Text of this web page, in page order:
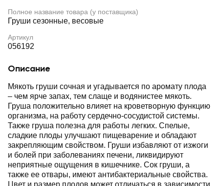
Полное название товара (у поставщика)
Груши сезонные, весовые
Артикул
056192
Описание
Мякоть груши сочная и угадывается по аромату плода
– чем ярче запах, тем слаще и водянистее мякоть.
Груша положительно влияет на кроветворную функцию
организма, на работу сердечно-сосудистой системы.
Также груша полезна для работы легких. Спелые,
сладкие плоды улучшают пищеварение и обладают
закрепляющим свойством. Груши избавляют от изжоги
и болей при заболеваниях печени, ликвидируют
неприятные ощущения в кишечнике. Сок груши, а
также ее отвары, имеют антибактериальные свойства.
Цвет и размер плодов может отличаться в зависимости